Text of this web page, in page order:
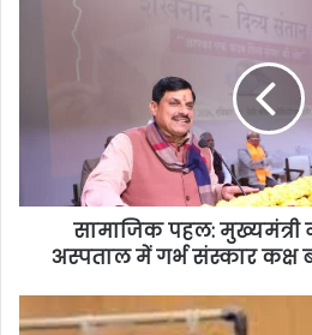
सामाजिक पहल: मुख्यमंत्री
अस्पताल में गर्भ संस्कार कक्ष